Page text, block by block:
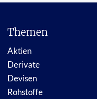
Themen
Aktien
Derivate
Devisen
Rohstoffe